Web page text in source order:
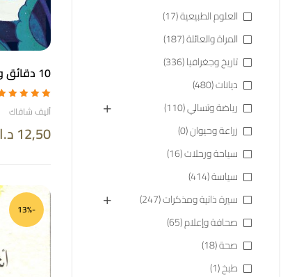
10 دقائق و38 ثانية في هذا العالم الغريب
تم التقييم
من 5
أليف شافاك
12,50د.ا
-13%
العلوم الطبيعية(17)
المراة والعائلة(187)
تاريخ وجغرافيا(336)
ديانات(480)
رياضة وتسالي(110)
زراعة وحيوان(0)
سياحة ورحلات(16)
سياسة(414)
سيرة ذاتية ومذكرات(247)
صحافة وإعلام(65)
صحة(18)
طبخ(1)